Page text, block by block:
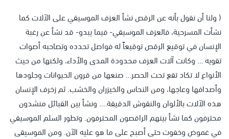
( ولنا أن نقول بأنه عن الرقص نشأ العزف الموسيقي على الآلات كما
نشأت المسرحية، فالعزف الموسيقي- فيما يبدو- قد نشأ عن رغبة
الإنسان في توقيع الرقص توقيعاً له فواصل تحدده وتصاحبه أصوات
تقويه … وكانت آلات العزف محدودة المدى والأداء، ولكنها من حيث
الأنواع لا تكاد تقع تحت الحصر… صنعها من قرون الحيوانات وجلودها
وأصدافها وعاجها، ومن النحاس والخيزران والخشب. ثم زخرف الإنسان
هذه الآلات بالألوان والنقوش الدقيقة…. ونشأ بين القبائل منشدون
محترفون كما نشأ بينهم الراقصون المحترفون. وتطور السلم الموسيقي
في غموض وخفوت حتى أصبح على ما هو عليه الآن. ومن الموسيقى